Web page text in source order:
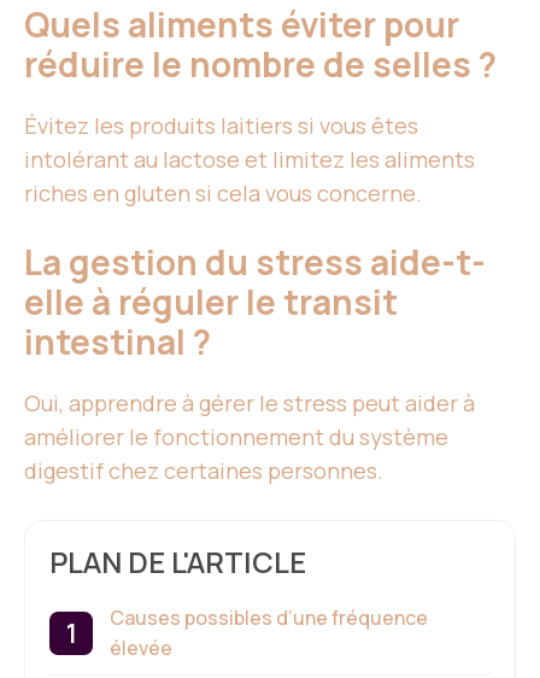
Quels aliments éviter pour
réduire le nombre de selles ?
Évitez les produits laitiers si vous êtes
intolérant au lactose et limitez les aliments
riches en gluten si cela vous concerne.
La gestion du stress aide-t-
elle à réguler le transit
intestinal ?
Oui, apprendre à gérer le stress peut aider à
améliorer le fonctionnement du système
digestif chez certaines personnes.
PLAN DE L'ARTICLE
Causes possibles d’une fréquence
élevée